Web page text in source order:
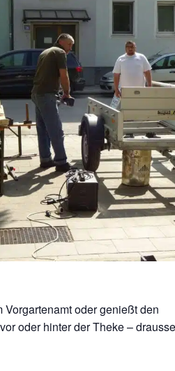
Vorgartenamt oder genießt den
oder hinter der Theke –